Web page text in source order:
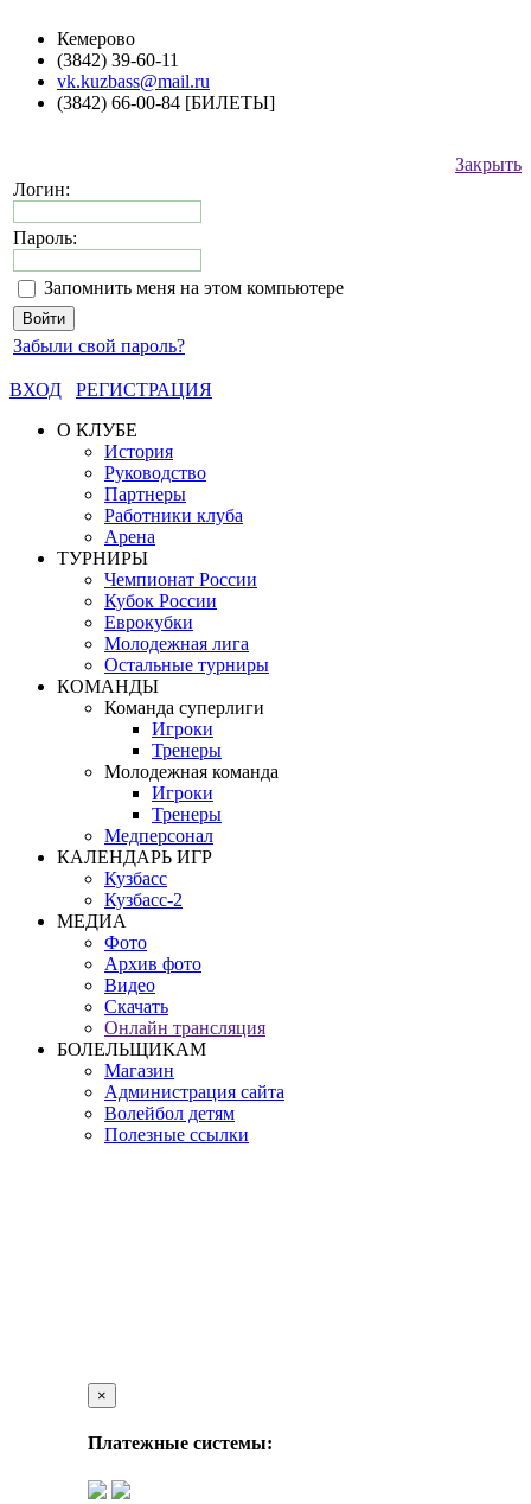
Кемерово
(3842) 39-60-11
vk.kuzbass@mail.ru
(3842) 66-00-84 [БИЛЕТЫ]
Закрыть
Логин:
Пароль:
Запомнить меня на этом компьютере
Забыли свой пароль?
ВХОД
РЕГИСТРАЦИЯ
О КЛУБЕ
История
Руководство
Партнеры
Работники клуба
Арена
ТУРНИРЫ
Чемпионат России
Кубок России
Еврокубки
Молодежная лига
Остальные турниры
КОМАНДЫ
Команда суперлиги
Игроки
Тренеры
Молодежная команда
Игроки
Тренеры
Медперсонал
КАЛЕНДАРЬ ИГР
Кузбасс
Кузбасс-2
МЕДИА
Фото
Архив фото
Видео
Скачать
Онлайн трансляция
БОЛЕЛЬЩИКАМ
Магазин
Администрация сайта
Волейбол детям
Полезные ссылки
×
Платежные системы: